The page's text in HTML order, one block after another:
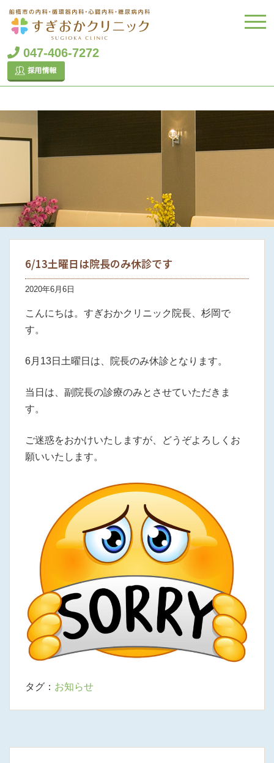
047-406-7272
6/13土曜日は院長のみ休診です
2020年6月6日
こんにちは。すぎおかクリニック院長、杉岡で
す。
6月13日土曜日は、院長のみ休診となります。
当日は、副院長の診療のみとさせていただきま
す。
ご迷惑をおかけいたしますが、どうぞよろしくお
願いいたします。
タグ： お知らせ